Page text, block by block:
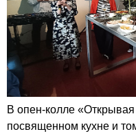
В опен-колле «Открывая
посвященном кухне и